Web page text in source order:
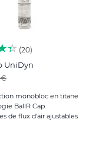
20
UniDyn
€
monobloc en titane
BallR Cap
de flux d'air ajustables